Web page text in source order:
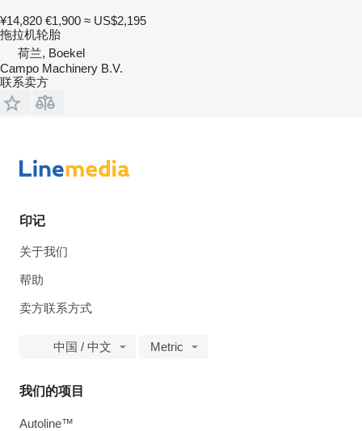
¥14,820 €1,900 ≈ US$2,195
拖拉机轮胎
荷兰, Boekel
Campo Machinery B.V.
联系卖方
印记
关于我们
帮助
卖方联系方式
中国 / 中文 Metric
我们的项目
Autoline™